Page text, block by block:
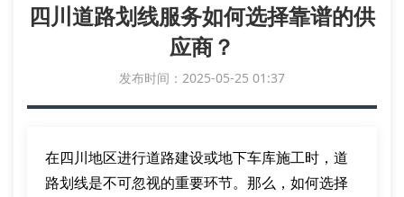
四川道路划线服务如何选择靠谱的供
应商？
发布时间：2025-05-25 01:37
在四川地区进行道路建设或地下车库施工时，道
路划线是不可忽视的重要环节。那么，如何选择